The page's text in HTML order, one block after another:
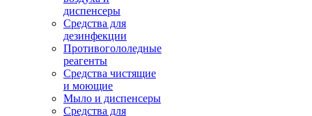
диспенсеры
Средства для
дезинфекции
Противогололедные
реагенты
Средства чистящие
и моющие
Мыло и диспенсеры
Средства для